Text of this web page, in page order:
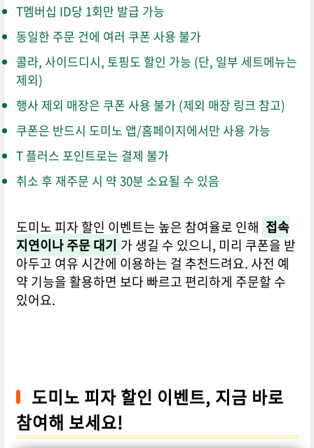
T멤버십 ID당 1회만 발급 가능
동일한 주문 건에 여러 쿠폰 사용 불가
콜라, 사이드디시, 토핑도 할인 가능 (단, 일부 세트메뉴는
제외)
행사 제외 매장은 쿠폰 사용 불가 (제외 매장 링크 참고)
쿠폰은 반드시 도미노 앱/홈페이지에서만 사용 가능
T 플러스 포인트로는 결제 불가
취소 후 재주문 시 약 30분 소요될 수 있음
도미노 피자 할인 이벤트는 높은 참여율로 인해 접속
지연이나 주문 대기 가 생길 수 있으니, 미리 쿠폰을 받
아두고 여유 시간에 이용하는 걸 추천드려요. 사전 예
약 기능을 활용하면 보다 빠르고 편리하게 주문할 수
있어요.
도미노 피자 할인 이벤트, 지금 바로
참여해 보세요!